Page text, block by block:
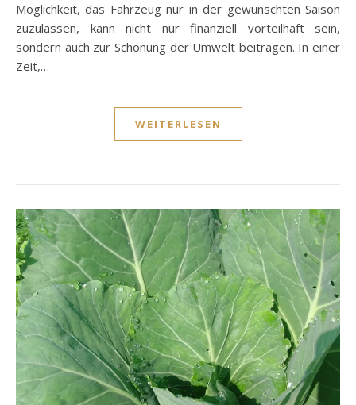
Möglichkeit, das Fahrzeug nur in der gewünschten Saison
zuzulassen, kann nicht nur finanziell vorteilhaft sein,
sondern auch zur Schonung der Umwelt beitragen. In einer
Zeit,…
WEITERLESEN